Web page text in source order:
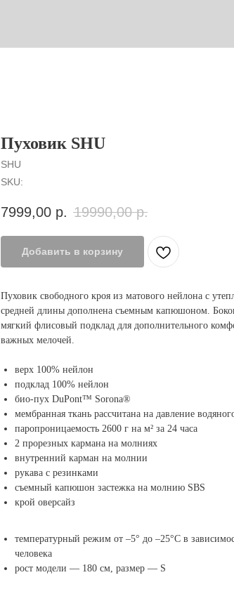
Пуховик SHU
SHU
SKU:
7999,00 р. 19990,00 р.
Добавить в корзину
Пуховик свободного кроя из матового нейлона с
средней длины дополнена съемным капюшоном.
мягкий флисовый подклад для дополнительного
важных мелочей.
верх 100% нейлон
подклад 100% нейлон
био-пух DuPont™ Sorona®
мембранная ткань рассчитана на давление
паропроницаемость 2600 г на м² за 24 часа
2 прорезных кармана на молниях
внутренний карман на молнии
рукава с резинками
съемный капюшон застежка на молнию SBS
крой оверсайз
температурный режим от –5° до –25°C в
человека
рост модели — 180 см, размер — S